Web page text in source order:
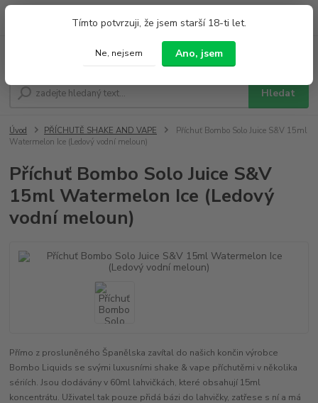
Tímto potvrzuji, že jsem starší 18-ti let.
Ne, nejsem Ano, jsem
Hledat
Po - Pá 9:00 - 19:00 So 9:00 - 14:00
Úvod PŘÍCHUTĚ SHAKE AND VAPE
Příchuť Bombo Solo Juice S&V 15ml
Watermelon Ice (Ledový vodní meloun)
Příchuť Bombo Solo Juice S&V
15ml Watermelon Ice (Ledový
vodní meloun)
Přímo z prosluněného Španělska zavítal do našich končin výrobce
Bombo Liquids se svými luxusními shake & vape příchutěmi v několika
sériích. Jsou dodávány v 60ml lahvičkách, které obsahují 15ml
koncentrátu. Uživatel tak pouze přidá bázi do lahvičky, zatřese s ní a má